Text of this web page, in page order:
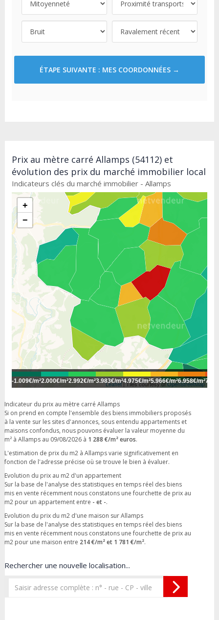
ÉTAPE SUIVANTE : MES COORDONNÉES →
Prix au mètre carré Allamps (54112) et
évolution des prix du marché immobilier local
Indicateurs clés du marché immobilier - Allamps
+
−
Leaflet| Tiles courtesy ofOpenStreetMap
-1.009€/m²2.000€/m²2.992€/m²3.983€/m²4.975€/m²5.966€/m²6.958€/m²
Indicateur du prix au mètre carré Allamps
Si on prend en compte l'ensemble des biens immobiliers proposés
à la vente sur les sites d'annonces, sous entendu appartements et
maisons confondus, nous pouvons évaluer la valeur moyenne du
m² à Allamps au 09/08/2026 à 1 288 €/m² euros.
L'estimation de prix du m2 à Allamps varie significativement en
fonction de l'adresse précise où se trouve le bien à évaluer.
Evolution du prix au m2 d'un appartement
Sur la base de l'analyse des statistiques en temps réel des biens
mis en vente récemment nous constatons une fourchette de prix au
m2 pour un appartement entre - et -.
Evolution du prix du m2 d'une maison sur Allamps
Sur la base de l'analyse des statistiques en temps réel des biens
mis en vente récemment nous constatons une fourchette de prix au
m2 pour une maison entre 214 €/m² et 1 781 €/m².
Rechercher une nouvelle localisation...